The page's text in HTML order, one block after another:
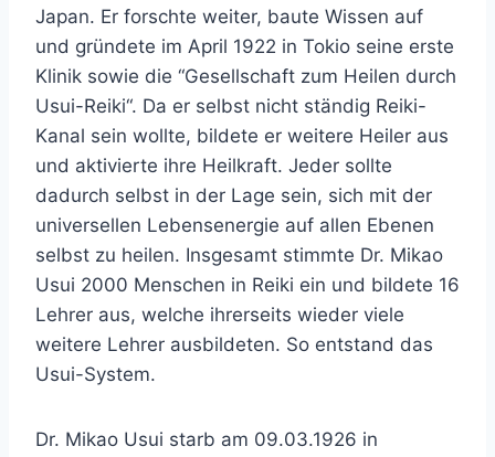
Japan. Er forschte weiter, baute Wissen auf
und gründete im April 1922 in Tokio seine erste
Klinik sowie die “Gesellschaft zum Heilen durch
Usui-Reiki“. Da er selbst nicht ständig Reiki-
Kanal sein wollte, bildete er weitere Heiler aus
und aktivierte ihre Heilkraft. Jeder sollte
dadurch selbst in der Lage sein, sich mit der
universellen Lebensenergie auf allen Ebenen
selbst zu heilen. Insgesamt stimmte Dr. Mikao
Usui 2000 Menschen in Reiki ein und bildete 16
Lehrer aus, welche ihrerseits wieder viele
weitere Lehrer ausbildeten. So entstand das
Usui-System.
Dr. Mikao Usui starb am 09.03.1926 in